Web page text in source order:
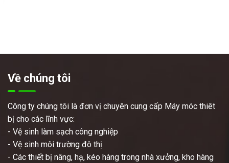
Về chúng tôi
Công ty chúng tôi là đơn vị chuyên cung cấp Máy móc thiêt
bị cho các lĩnh vực:
- Vệ sinh làm sạch công nghiệp
- Vệ sinh môi trường đô thị
- Các thiết bị nâng, hạ, kéo hàng trong nhà xưởng, kho hàng